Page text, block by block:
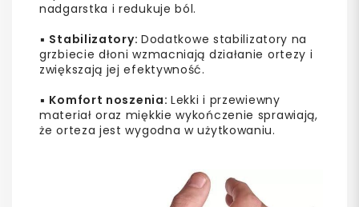
nadgarstka i redukuje ból.
▪️ Stabilizatory: Dodatkowe stabilizatory na
grzbiecie dłoni wzmacniają działanie ortezy i
zwiększają jej efektywność.
▪️ Komfort noszenia:Lekki i przewiewny
materiał oraz miękkie wykończenie sprawiają,
że orteza jest wygodna w użytkowaniu.